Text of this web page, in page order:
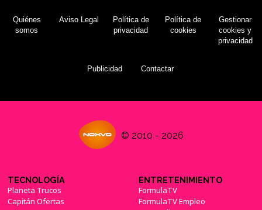
Quiénes
somos
Aviso Legal
Política de
privacidad
Política de
cookies
Gestionar
cookies y
privacidad
Publicidad Contactar
© 2010 - 2026
TECNOLOGÍA
Planeta Trucos
Capitán Ofertas
ENTRETENIMIENTO
FormulaTV
FormulaTV Empleo